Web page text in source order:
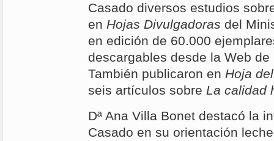
Casado diversos estudios
en Hojas Divulgadoras del
en edición de 60.000
descargables desde la Web
También publicaron en Hoja
seis artículos sobre La calidad
Dª Ana Villa Bonet destacó la
Casado en su orientación